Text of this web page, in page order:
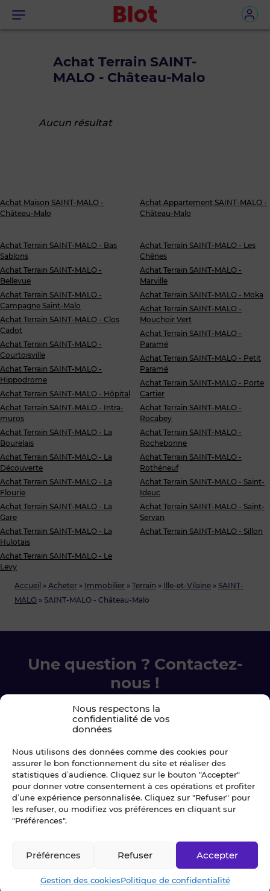
Nous respectons la
confidentialité de vos
données
Nous utilisons des données comme des cookies pour
assurer le bon fonctionnement du site et réaliser des
statistiques d’audience. Cliquez sur le bouton "Accepter"
pour donner votre consentement à ces opérations et profiter
d’une expérience personnalisée. Cliquez sur "Refuser" pour
les refuser, ou modifiez vos préférences en cliquant sur
"Préférences".
Accepter
Refuser
Préférences
Gestion des cookiesPolitique de confidentialité
Menu
Accueil » Acheter » Immobilier » Terrain » Ille-et-Vilaine » SAINT-
MALO » SAINT-MALO - Château-Malo
Achat Terrain SAINT-
MALO - Château-Malo
Aucun résultat
Achat Maison SAINT-MALO -
Château-Malo
Achat Appartement SAINT-MALO -
Château-Malo
Achat Terrain SAINT-MALO - Bas
Sablons
Achat Terrain SAINT-MALO -
Bellevue
Achat Terrain SAINT-MALO -
Campagne Saint-Malo
Achat Terrain SAINT-MALO - Clos
Cadot
Achat Terrain SAINT-MALO -
Courtoisville
Achat Terrain SAINT-MALO -
Hippodrome
Achat Terrain SAINT-MALO - Hôpital
Achat Terrain SAINT-MALO - Intra-
muros
Achat Terrain SAINT-MALO - La
Bourelais
Achat Terrain SAINT-MALO - La
Découverte
Achat Terrain SAINT-MALO - La
Flourie
Achat Terrain SAINT-MALO - La
Gare
Achat Terrain SAINT-MALO - La
Hulotais
Achat Terrain SAINT-MALO - Le
Levy
Achat Terrain SAINT-MALO - Les
Chênes
Achat Terrain SAINT-MALO -
Marville
Achat Terrain SAINT-MALO - Moka
Achat Terrain SAINT-MALO -
Mouchoir Vert
Achat Terrain SAINT-MALO -
Paramé
Achat Terrain SAINT-MALO - Petit
Paramé
Achat Terrain SAINT-MALO - Porte
Cartier
Achat Terrain SAINT-MALO -
Rocabey
Achat Terrain SAINT-MALO -
Rochebonne
Achat Terrain SAINT-MALO -
Rothéneuf
Achat Terrain SAINT-MALO - Saint-
Ideuc
Achat Terrain SAINT-MALO - Saint-
Servan
Achat Terrain SAINT-MALO - Sillon
Une question ? Contactez-
nous !
Chez Blot nous sommes là pour vous
accompagner à chaque étape.
Ecrivez-nous
02 99 79 33 34